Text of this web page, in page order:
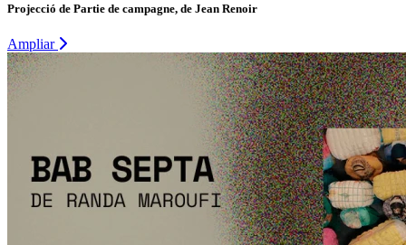
Projecció de Partie de campagne, de Jean Renoir
Ampliar